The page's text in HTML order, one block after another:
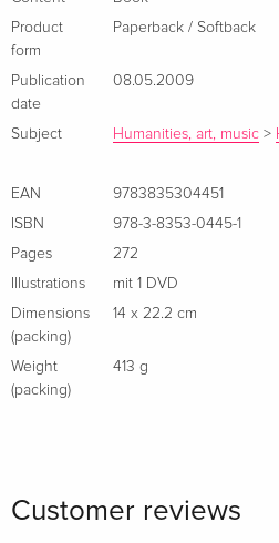
eine DVD mit Live-Mitschnitten
David mit Künstlern der Region
von: As`ad Abu Khalil, Sinan
Makdissi, Pierre Abi-Saab und
Product
form
Paperback / Softback
Publication
date
08.05.2009
Subject Humanities, art, music >
EAN
9783835304451
ISBN
978-3-8353-0445-1
Pages
272
Illustrations
mit 1 DVD
Dimensions
(packing)
14 x 22.2 cm
Weight
(packing)
413 g
Customer reviews